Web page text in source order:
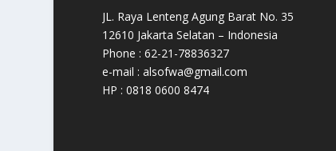
JL. Raya Lenteng Agung Barat No. 35
12610 Jakarta Selatan – Indonesia
Phone : 62-21-78836327
e-mail : alsofwa@gmail.com
HP : 0818 0600 8474